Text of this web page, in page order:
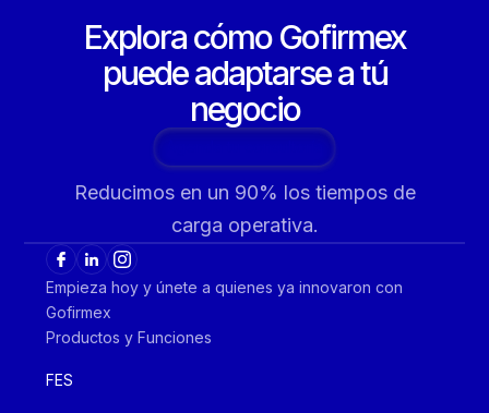
Explora cómo Gofirmex
puede adaptarse a tú
negocio
Reducimos en un 90% los tiempos de
carga operativa.
Empieza hoy y únete a quienes ya innovaron con
Gofirmex
Productos y Funciones
FES